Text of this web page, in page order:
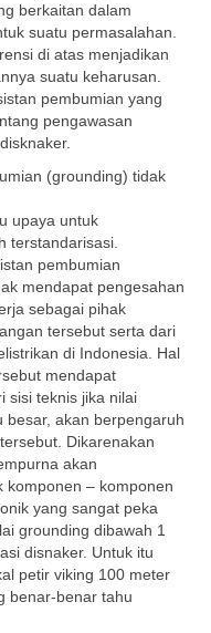
berkaitan dalam
suatu permasalahan.
di atas menjadikan
suatu keharusan.
pembumian yang
pengawasan
(grounding) tidak
upaya untuk
terstandarisasi.
pembumian
mendapat pengesahan
sebagai pihak
tersebut serta dari
di Indonesia. Hal
mendapat
sisi teknis jika nilai
besar, akan berpengaruh
Dikarenakan
akan
komponen – komponen
yang sangat peka
grounding dibawah 1
disnaker. Untuk itu
petir viking 100 meter
benar-benar tahu